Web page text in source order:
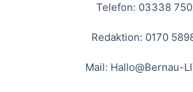
Telefon: 03338
Redaktion: 0170
Mail: Hallo@Bernau-